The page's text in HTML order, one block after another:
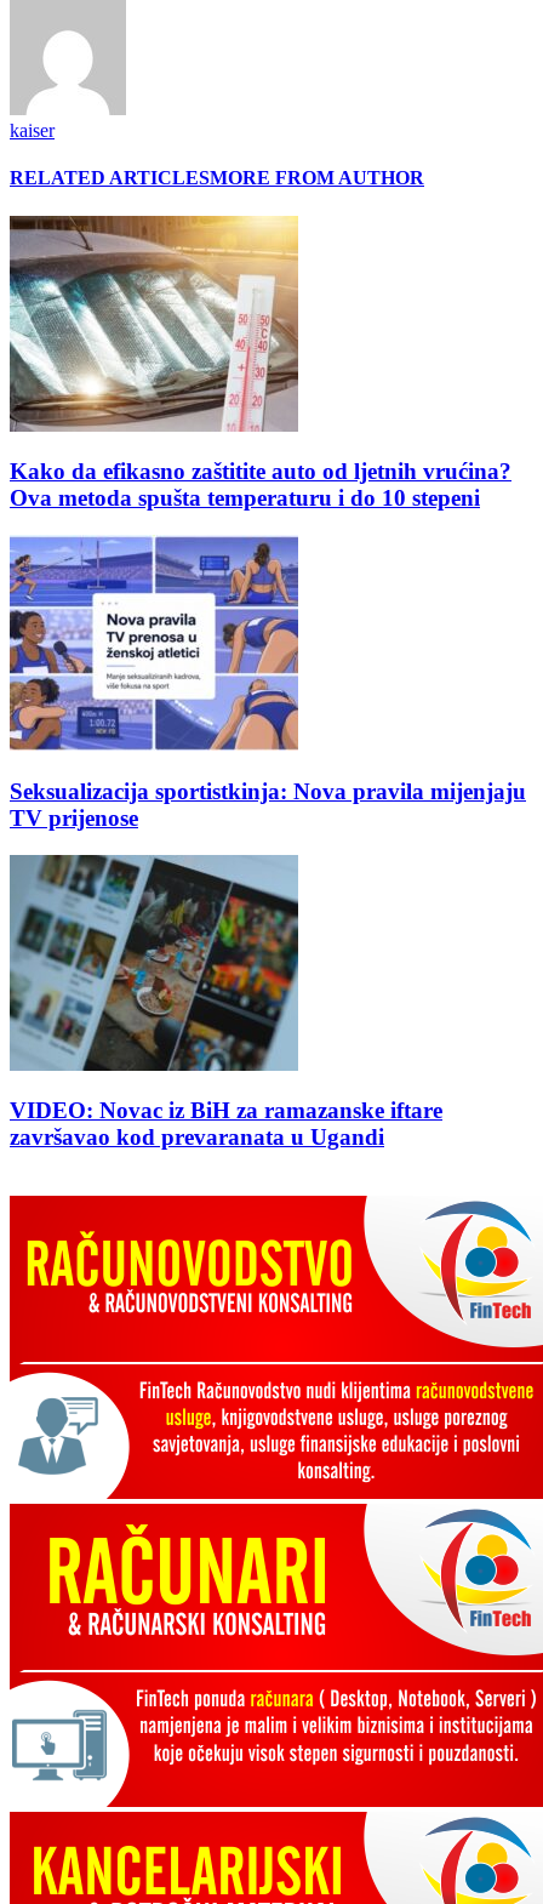
kaiser
RELATED ARTICLESMORE FROM AUTHOR
Kako da efikasno zaštitite auto od ljetnih vrućina?
Ova metoda spušta temperaturu i do 10 stepeni
Seksualizacija sportistkinja: Nova pravila mijenjaju
TV prijenose
VIDEO: Novac iz BiH za ramazanske iftare
završavao kod prevaranata u Ugandi